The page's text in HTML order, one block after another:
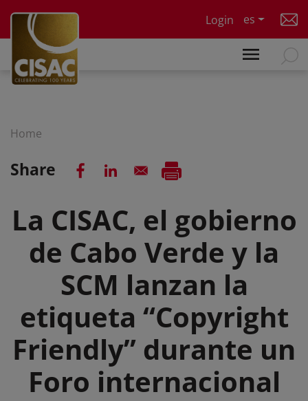
Login
es
Home
Share
La CISAC, el gobierno
de Cabo Verde y la
SCM lanzan la
etiqueta “Copyright
Friendly” durante un
Foro internacional